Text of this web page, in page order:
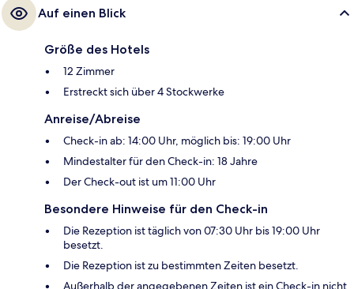
Auf einen Blick
Größe des Hotels
12 Zimmer
Erstreckt sich über 4 Stockwerke
Anreise/Abreise
Check-in ab: 14:00 Uhr, möglich bis: 19:00 Uhr
Mindestalter für den Check-in: 18 Jahre
Der Check-out ist um 11:00 Uhr
Besondere Hinweise für den Check-in
Die Rezeption ist täglich von 07:30 Uhr bis 19:00 Uhr
besetzt.
Die Rezeption ist zu bestimmten Zeiten besetzt.
Außerhalb der angegebenen Zeiten ist ein Check-in nicht